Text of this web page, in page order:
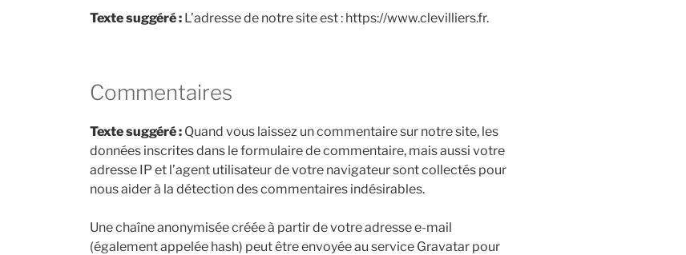
Texte suggéré : L’adresse de notre site est : https://www.clevilliers.fr.
Commentaires
Texte suggéré : Quand vous laissez un commentaire sur notre site, les
données inscrites dans le formulaire de commentaire, mais aussi votre
adresse IP et l’agent utilisateur de votre navigateur sont collectés pour
nous aider à la détection des commentaires indésirables.
Une chaîne anonymisée créée à partir de votre adresse e-mail
(également appelée hash) peut être envoyée au service Gravatar pour